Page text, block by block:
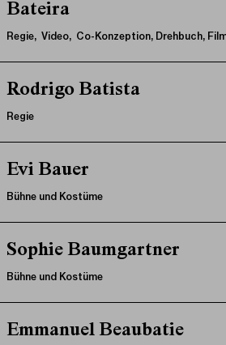
Bateira
Regie, Video, Co-Konzeption, Drehbuch,
Rodrigo Batista
Regie
Evi Bauer
Bühne und Kostüme
Sophie Baumgartner
Bühne und Kostüme
Emmanuel Beaubatie